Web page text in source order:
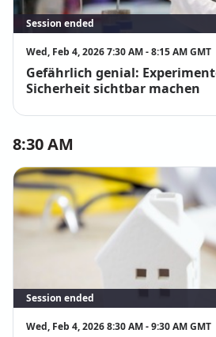
Session ended
Wed, Feb 4, 2026 7:30 AM - 8:15 AM GMT
Gefährlich genial:
Sicherheit sichtbar machen
8:30 AM
Session ended
Wed, Feb 4, 2026 8:30 AM - 9:30 AM GMT